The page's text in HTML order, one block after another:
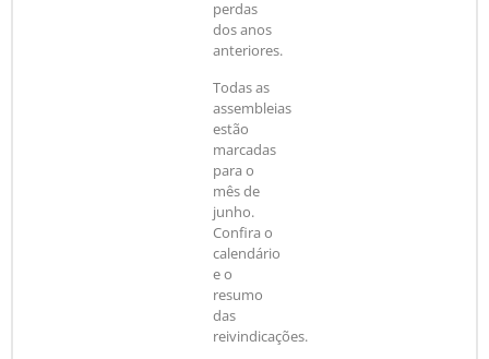
perdas
dos anos
anteriores.
Todas as
assembleias
estão
marcadas
para o
mês de
junho.
Confira o
calendário
e o
resumo
das
reivindicações.